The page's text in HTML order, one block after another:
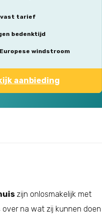
vast tarief
bedenktijd
windstroom
aanbieding
zijn onlosmakelijk met
na wat zij kunnen doen